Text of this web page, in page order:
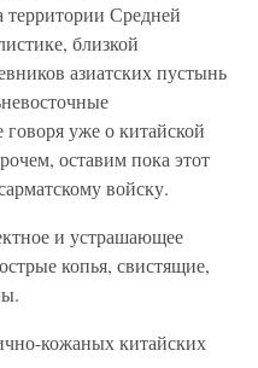
Средней
близкой
азиатских пустынь
уже о китайской
оставим пока этот
войску.
и устрашающее
копья, свистящие,
кожаных китайских